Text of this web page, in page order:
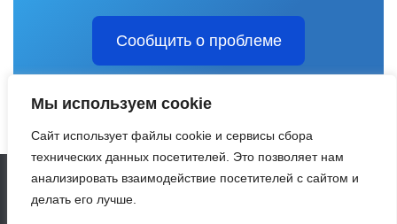
Мы используем cookie
Сайт использует файлы cookie и сервисы сбора
технических данных посетителей. Это позволяет нам
анализировать взаимодействие посетителей с сайтом и
делать его лучше.
Сообщить о проблеме
карта сайта